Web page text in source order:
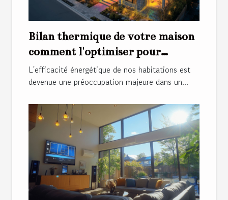
Bilan thermique de votre maison
comment l'optimiser pour
économiser de l'énergie
L'efficacité énergétique de nos habitations est
devenue une préoccupation majeure dans un...